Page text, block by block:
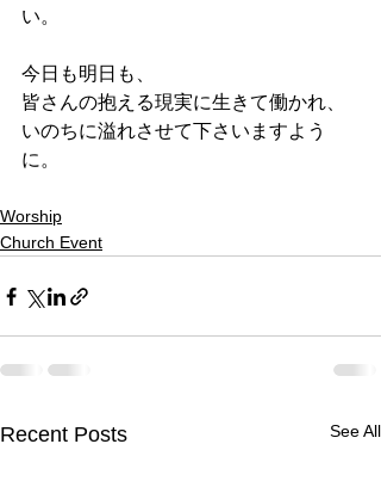
い。
今日も明日も、
皆さんの抱える現実に生きて働かれ、
いのちに溢れさせて下さいますよう
に。
Worship
Church Event
Recent Posts See All